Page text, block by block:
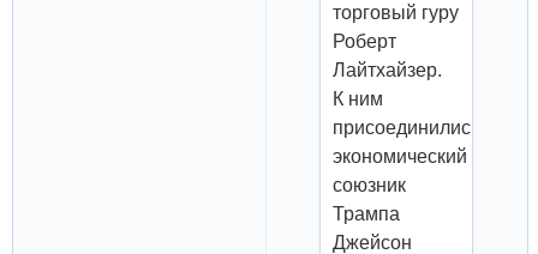
торговый гуру
Роберт
Лайтхайзер.
К ним
присоединились
экономический
союзник
Трампа
Джейсон